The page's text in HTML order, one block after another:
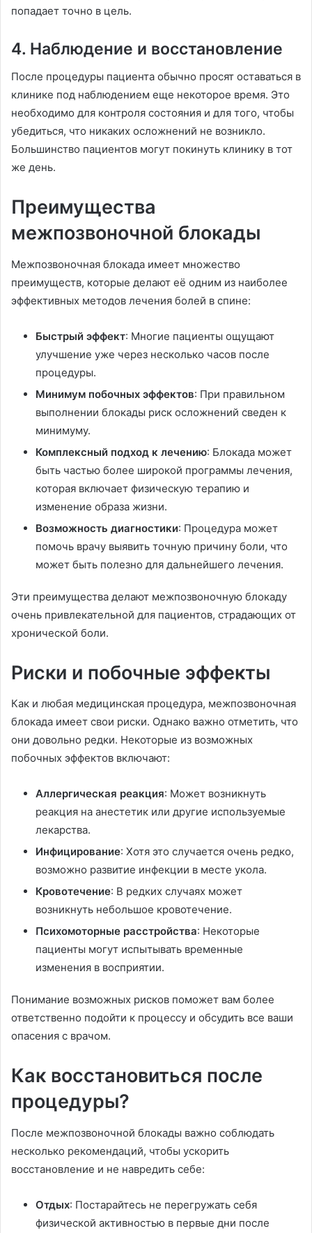
попадает точно в цель.
4. Наблюдение и восстановление
После процедуры пациента обычно просят оставаться в
клинике под наблюдением еще некоторое время. Это
необходимо для контроля состояния и для того, чтобы
убедиться, что никаких осложнений не возникло.
Большинство пациентов могут покинуть клинику в тот
же день.
Преимущества
межпозвоночной блокады
Межпозвоночная блокада имеет множество
преимуществ, которые делают её одним из наиболее
эффективных методов лечения болей в спине:
Быстрый эффект: Многие пациенты ощущают
улучшение уже через несколько часов после
процедуры.
Минимум побочных эффектов: При правильном
выполнении блокады риск осложнений сведен к
минимуму.
Комплексный подход к лечению: Блокада может
быть частью более широкой программы лечения,
которая включает физическую терапию и
изменение образа жизни.
Возможность диагностики: Процедура может
помочь врачу выявить точную причину боли, что
может быть полезно для дальнейшего лечения.
Эти преимущества делают межпозвоночную блокаду
очень привлекательной для пациентов, страдающих от
хронической боли.
Риски и побочные эффекты
Как и любая медицинская процедура, межпозвоночная
блокада имеет свои риски. Однако важно отметить, что
они довольно редки. Некоторые из возможных
побочных эффектов включают:
Аллергическая реакция: Может возникнуть
реакция на анестетик или другие используемые
лекарства.
Инфицирование: Хотя это случается очень редко,
возможно развитие инфекции в месте укола.
Кровотечение: В редких случаях может
возникнуть небольшое кровотечение.
Психомоторные расстройства: Некоторые
пациенты могут испытывать временные
изменения в восприятии.
Понимание возможных рисков поможет вам более
ответственно подойти к процессу и обсудить все ваши
опасения с врачом.
Как восстановиться после
процедуры?
После межпозвоночной блокады важно соблюдать
несколько рекомендаций, чтобы ускорить
восстановление и не навредить себе:
Отдых: Постарайтесь не перегружать себя
физической активностью в первые дни после